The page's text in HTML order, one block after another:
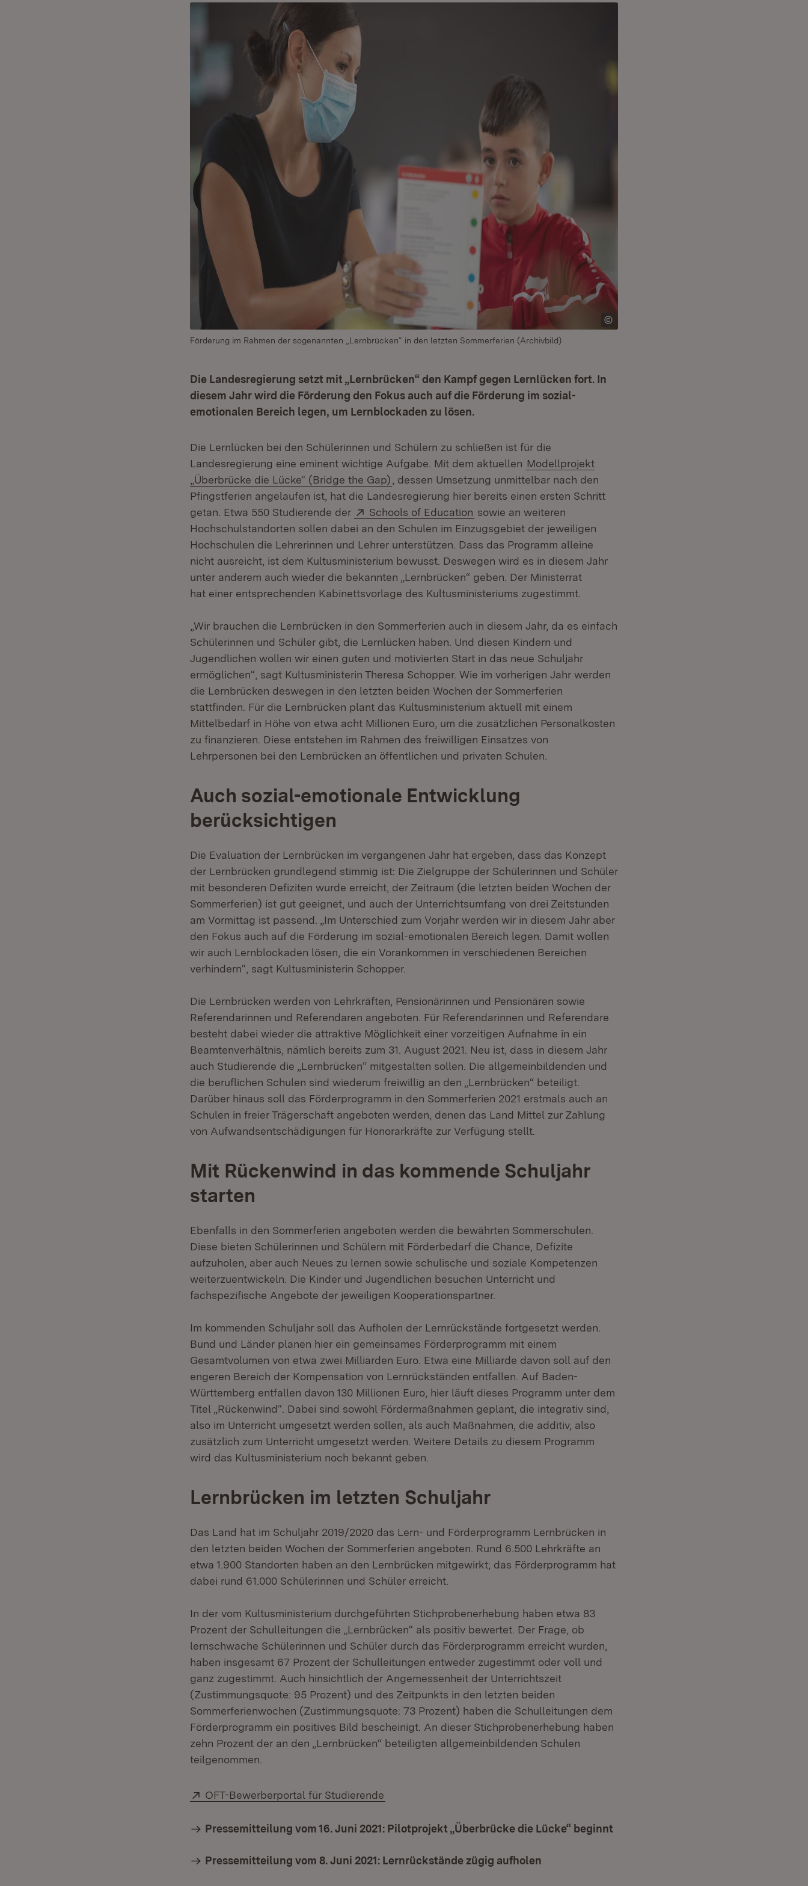
Förderung im Rahmen der sogenannten „Lernbrücken“ in den letzten Sommerferien (Archivbild)
Die Landesregierung setzt mit „Lernbrücken“ den Kampf gegen Lernlücken fort. In
diesem Jahr wird die Förderung den Fokus auch auf die Förderung im sozial-
emotionalen Bereich legen, um Lernblockaden zu lösen.
Die Lernlücken bei den Schülerinnen und Schülern zu schließen ist für die
Landesregierung eine eminent wichtige Aufgabe. Mit dem aktuellen Modellprojekt
„Überbrücke die Lücke“ (Bridge the Gap)
, dessen Umsetzung unmittelbar nach den
Pfingstferien angelaufen ist, hat die Landesregierung hier bereits einen ersten Schritt
getan. Etwa 550 Studierende der
Extern:
Schools of Education (Öffnet in neuem Fenster)
sowie an weiteren
Hochschulstandorten sollen dabei an den Schulen im Einzugsgebiet der jeweiligen
Hochschulen die Lehrerinnen und Lehrer unterstützen. Dass das Programm alleine
nicht ausreicht, ist dem Kultusministerium bewusst. Deswegen wird es in diesem Jahr
unter anderem auch wieder die bekannten „Lernbrücken“ geben. Der Ministerrat
hat einer entsprechenden Kabinettsvorlage des Kultusministeriums zugestimmt.
„Wir brauchen die Lernbrücken in den Sommerferien auch in diesem Jahr, da es einfach
Schülerinnen und Schüler gibt, die Lernlücken haben. Und diesen Kindern und
Jugendlichen wollen wir einen guten und motivierten Start in das neue Schuljahr
ermöglichen“, sagt Kultusministerin Theresa Schopper. Wie im vorherigen Jahr werden
die Lernbrücken deswegen in den letzten beiden Wochen der Sommerferien
stattfinden. Für die Lernbrücken plant das Kultusministerium aktuell mit einem
Mittelbedarf in Höhe von etwa acht Millionen Euro, um die zusätzlichen Personalkosten
zu finanzieren. Diese entstehen im Rahmen des freiwilligen Einsatzes von
Lehrpersonen bei den Lernbrücken an öffentlichen und privaten Schulen.
Auch sozial-emotionale Entwicklung
berücksichtigen
Die Evaluation der Lernbrücken im vergangenen Jahr hat ergeben, dass das Konzept
der Lernbrücken grundlegend stimmig ist: Die Zielgruppe der Schülerinnen und Schüler
mit besonderen Defiziten wurde erreicht, der Zeitraum (die letzten beiden Wochen der
Sommerferien) ist gut geeignet, und auch der Unterrichtsumfang von drei Zeitstunden
am Vormittag ist passend. „Im Unterschied zum Vorjahr werden wir in diesem Jahr aber
den Fokus auch auf die Förderung im sozial-emotionalen Bereich legen. Damit wollen
wir auch Lernblockaden lösen, die ein Vorankommen in verschiedenen Bereichen
verhindern“, sagt Kultusministerin Schopper.
Die Lernbrücken werden von Lehrkräften, Pensionärinnen und Pensionären sowie
Referendarinnen und Referendaren angeboten. Für Referendarinnen und Referendare
besteht dabei wieder die attraktive Möglichkeit einer vorzeitigen Aufnahme in ein
Beamtenverhältnis, nämlich bereits zum 31. August 2021. Neu ist, dass in diesem Jahr
auch Studierende die „Lernbrücken“ mitgestalten sollen. Die allgemeinbildenden und
die beruflichen Schulen sind wiederum freiwillig an den „Lernbrücken“ beteiligt.
Darüber hinaus soll das Förderprogramm in den Sommerferien 2021 erstmals auch an
Schulen in freier Trägerschaft angeboten werden, denen das Land Mittel zur Zahlung
von Aufwandsentschädigungen für Honorarkräfte zur Verfügung stellt.
Mit Rückenwind in das kommende Schuljahr
starten
Ebenfalls in den Sommerferien angeboten werden die bewährten Sommerschulen.
Diese bieten Schülerinnen und Schülern mit Förderbedarf die Chance, Defizite
aufzuholen, aber auch Neues zu lernen sowie schulische und soziale Kompetenzen
weiterzuentwickeln. Die Kinder und Jugendlichen besuchen Unterricht und
fachspezifische Angebote der jeweiligen Kooperationspartner.
Im kommenden Schuljahr soll das Aufholen der Lernrückstände fortgesetzt werden.
Bund und Länder planen hier ein gemeinsames Förderprogramm mit einem
Gesamtvolumen von etwa zwei Milliarden Euro. Etwa eine Milliarde davon soll auf den
engeren Bereich der Kompensation von Lernrückständen entfallen. Auf Baden-
Württemberg entfallen davon 130 Millionen Euro, hier läuft dieses Programm unter dem
Titel „Rückenwind“. Dabei sind sowohl Fördermaßnahmen geplant, die integrativ sind,
also im Unterricht umgesetzt werden sollen, als auch Maßnahmen, die additiv, also
zusätzlich zum Unterricht umgesetzt werden. Weitere Details zu diesem Programm
wird das Kultusministerium noch bekannt geben.
Lernbrücken im letzten Schuljahr
Das Land hat im Schuljahr 2019/2020 das Lern- und Förderprogramm Lernbrücken in
den letzten beiden Wochen der Sommerferien angeboten. Rund 6.500 Lehrkräfte an
etwa 1.900 Standorten haben an den Lernbrücken mitgewirkt; das Förderprogramm hat
dabei rund 61.000 Schülerinnen und Schüler erreicht.
In der vom Kultusministerium durchgeführten Stichprobenerhebung haben etwa 83
Prozent der Schulleitungen die „Lernbrücken“ als positiv bewertet. Der Frage, ob
lernschwache Schülerinnen und Schüler durch das Förderprogramm erreicht wurden,
haben insgesamt 67 Prozent der Schulleitungen entweder zugestimmt oder voll und
ganz zugestimmt. Auch hinsichtlich der Angemessenheit der Unterrichtszeit
(Zustimmungsquote: 95 Prozent) und des Zeitpunkts in den letzten beiden
Sommerferienwochen (Zustimmungsquote: 73 Prozent) haben die Schulleitungen dem
Förderprogramm ein positives Bild bescheinigt. An dieser Stichprobenerhebung haben
zehn Prozent der an den „Lernbrücken“ beteiligten allgemeinbildenden Schulen
teilgenommen.
Extern:
OFT-Bewerberportal für Studierende
Pressemitteilung vom 16. Juni 2021: Pilotprojekt „Überbrücke die Lücke“ beginnt
Pressemitteilung vom 8. Juni 2021: Lernrückstände zügig aufholen